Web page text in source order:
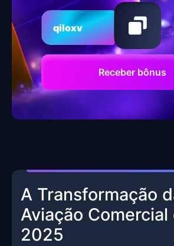
qiloxv
Receber bônus
A Transformação
Aviação Comercial
2025